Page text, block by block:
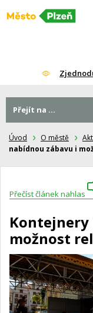
Přeskočit
Úvod O městě
nabídnou zábavu i
Přečíst článek nahlas
Kontejnery
možnost
Přejít na ...